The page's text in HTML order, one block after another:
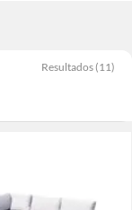
Resultados (11)